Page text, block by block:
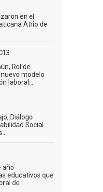
en el
Atrio de
Rol de
nuevo modelo
laboral...
Diálogo
Social
año
educativos que
de...